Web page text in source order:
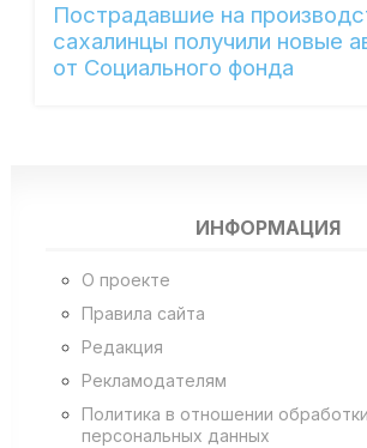
Пострадавшие на
сахалинцы получили новые
от Социального фонда
ИНФОРМАЦИЯ
О проекте
Правила сайта
Редакция
Рекламодателям
Политика в отношении обработки
персональных данных